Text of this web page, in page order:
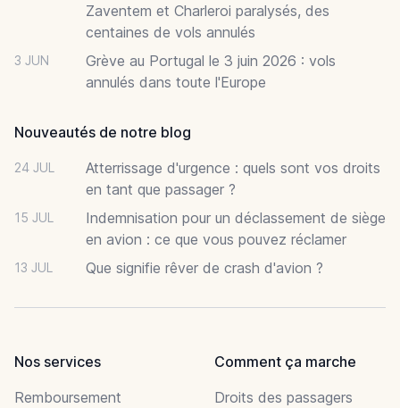
Zaventem et Charleroi paralysés, des
centaines de vols annulés
3 JUN
Grève au Portugal le 3 juin 2026 : vols
annulés dans toute l'Europe
Nouveautés de notre blog
24 JUL
Atterrissage d'urgence : quels sont vos droits
en tant que passager ?
15 JUL
Indemnisation pour un déclassement de siège
en avion : ce que vous pouvez réclamer
13 JUL Que signifie rêver de crash d'avion ?
Nos services
Remboursement
Comment ça marche
Droits des passagers